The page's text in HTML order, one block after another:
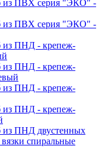
из ПВХ серия "ЭКО" -
из ПВХ серия "ЭКО" -
из ПНД - крепеж-
из ПНД - крепеж-
из ПНД - крепеж-
из ПНД - крепеж-
из ПНД двустенных
спиральные